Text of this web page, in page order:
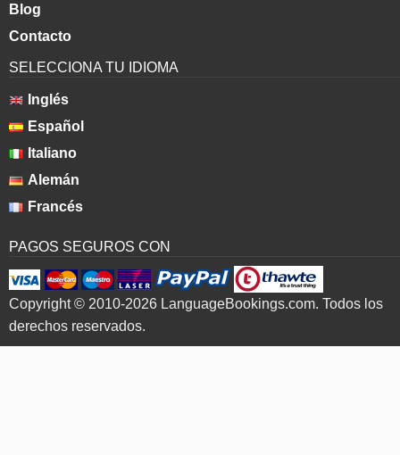
Blog
Contacto
SELECCIONA TU IDIOMA
Inglés
Español
Italiano
Alemán
Francés
PAGOS SEGUROS CON
Copyright © 2010-2026 LanguageBookings.com. Todos los
derechos reservados.